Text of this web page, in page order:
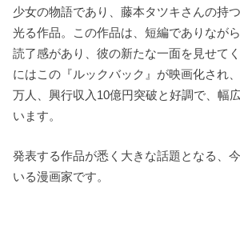
少女の物語であり、藤本タツキさんの持
光る作品。 この作品は、短編でありなが
読了感があり、彼の新たな一面を見せてく
にはこの『ルックバック』が映画化され
万人、興行収入10億円突破と好調で、幅
います。
発表する作品が悉く大きな話題となる、
いる漫画家です。